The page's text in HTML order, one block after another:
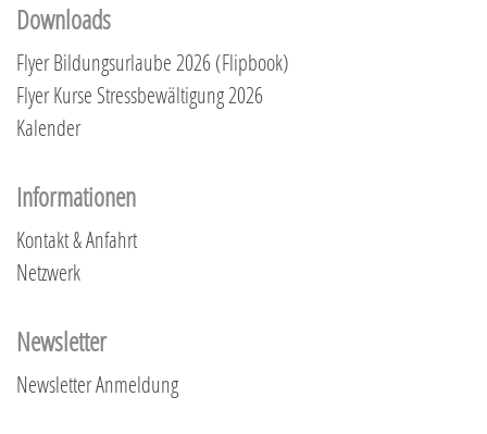
Downloads
Flyer Bildungsurlaube 2026 (Flipbook)
Flyer Kurse Stressbewältigung 2026
Kalender
Informationen
Kontakt & Anfahrt
Netzwerk
Newsletter
Newsletter Anmeldung